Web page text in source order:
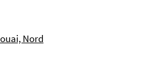
Nord
et écrite de Paris
de Paris